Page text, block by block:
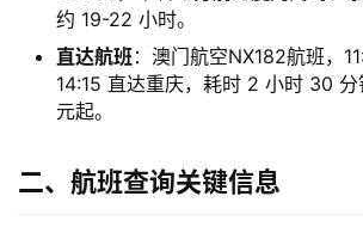
约 19-22 小时。
直达航班：澳门航空NX182航班，
14:15 直达重庆，耗时 2 小时 30
元起。
二、航班查询关键信息